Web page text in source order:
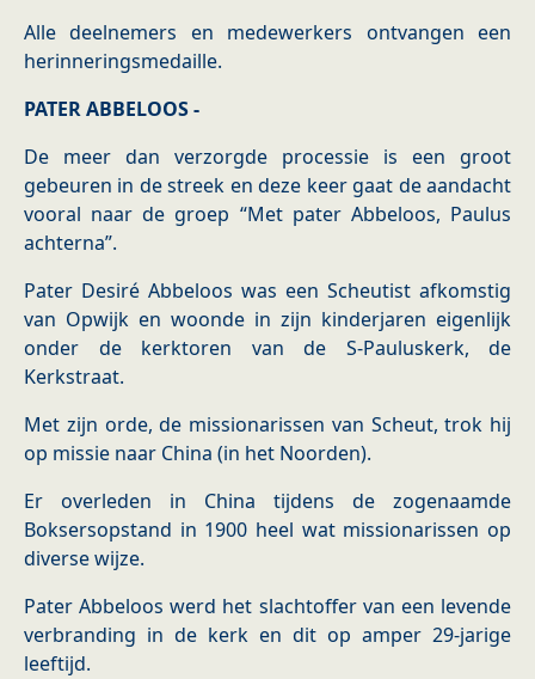
Alle deelnemers en medewerkers ontvangen een
herinneringsmedaille.
PATER ABBELOOS -
De meer dan verzorgde processie is een groot
gebeuren in de streek en deze keer gaat de aandacht
vooral naar de groep “Met pater Abbeloos, Paulus
achterna”.
Pater Desiré Abbeloos was een Scheutist afkomstig
van Opwijk en woonde in zijn kinderjaren eigenlijk
onder de kerktoren van de S-Pauluskerk, de
Kerkstraat.
Met zijn orde, de missionarissen van Scheut, trok hij
op missie naar China (in het Noorden).
Er overleden in China tijdens de zogenaamde
Boksersopstand in 1900 heel wat missionarissen op
diverse wijze.
Pater Abbeloos werd het slachtoffer van een levende
verbranding in de kerk en dit op amper 29-jarige
leeftijd.